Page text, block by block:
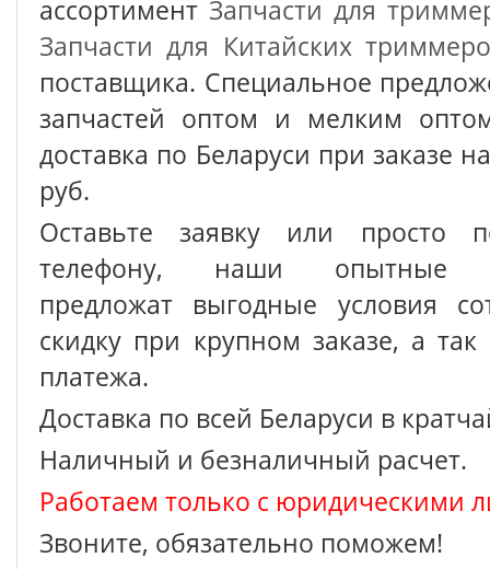
ассортимент Запчасти для
Запчасти для Китайских
поставщика. Специальное
запчастей оптом и мелким
доставка по Беларуси при заказе
руб.
Оставьте заявку или просто
телефону, наши опытные
предложат выгодные условия
скидку при крупном заказе, а так
платежа.
Доставка по всей Беларуси в
Наличный и безналичный расчет.
Работаем только с юридическими
Звоните, обязательно поможем!